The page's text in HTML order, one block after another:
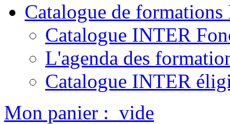
Catalogue de
Catalogue INTER
L'agenda des
Catalogue INTER
Mon panier : vide